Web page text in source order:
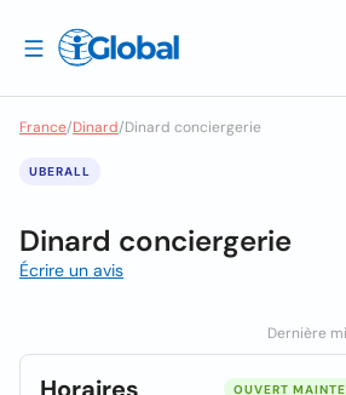
France/Dinard/Dinard conciergerie
UBERALL
Dinard conciergerie
Écrire un avis
Dernière
OUVERT